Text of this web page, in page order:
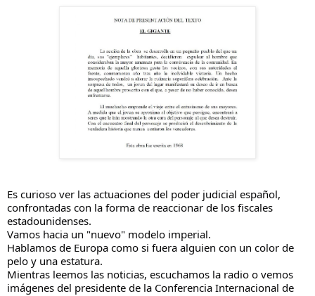
Es curioso ver las actuaciones del poder judicial español,
confrontadas con la forma de reaccionar de los fiscales
estadounidenses.
Vamos hacia un "nuevo" modelo imperial.
Hablamos de Europa como si fuera alguien con un color de
pelo y una estatura.
Mientras leemos las noticias, escuchamos la radio o vemos
imágenes del presidente de la Conferencia Internacional de